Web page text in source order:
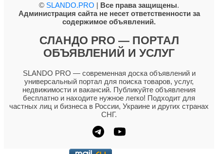
© SLANDO.PRO | Все права защищены.
Администрация сайта не несет ответственности за
содержимое объявлений.
СЛАНДО PRO — ПОРТАЛ
ОБЪЯВЛЕНИЙ И УСЛУГ
SLANDO PRO — современная доска объявлений и
универсальный портал для поиска товаров, услуг,
недвижимости и вакансий. Публикуйте объявления
бесплатно и находите нужное легко! Подходит для
частных лиц и бизнеса в России, Украине и других странах
СНГ.